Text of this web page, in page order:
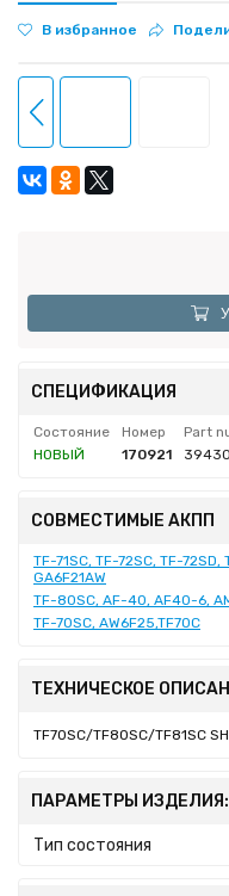
В избранное
СПЕЦИФИКАЦИЯ
Состояние Номер Part
НОВЫЙ
170921
СОВМЕСТИМЫЕ АКПП
TF-71SC, TF-72SC, TF-72SD,
GA6F21AW
TF-80SC, AF-40, AF40-6,
TF-70SC, AW6F25,TF70C
ТЕХНИЧЕСКОЕ
TF70SC/TF80SC/TF81SC
ПАРАМЕТРЫ ИЗДЕЛИЯ:
Тип состояния